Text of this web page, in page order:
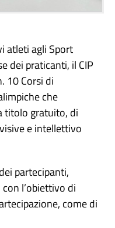
atleti agli Sport
dei praticanti, il CIP
10 Corsi di
che
titolo gratuito, di
e intellettivo
partecipanti,
l’obiettivo di
come di